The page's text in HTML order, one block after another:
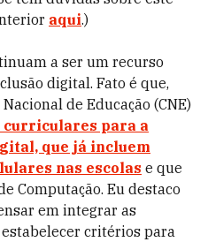
aqui.)
a ser um recurso
digital. Fato é que,
de Educação (CNE)
para a
que já incluem
nas escolas e que
Computação. Eu destaco
em integrar as
critérios para